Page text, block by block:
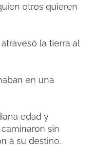
otros quieren
la tierra al
en una
edad y
sin
a su destino.